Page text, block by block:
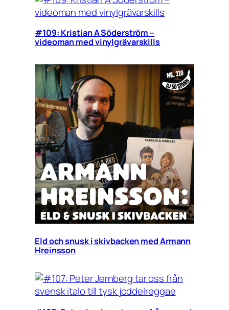
#109: Kristian A Söderström –
videoman med vinylgrävarskills
Eld och snusk i skivbacken med Armann
Hreinsson